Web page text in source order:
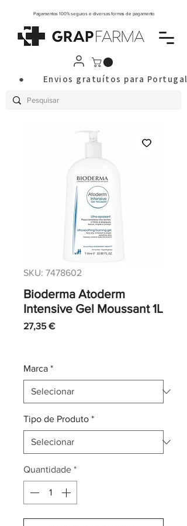
Pagamentos 100% seguros e diversas formas de pagamento
●       Envios gratuítos para
SKU: 7478602
Bioderma Atoderm
Intensive Gel Moussant 1L
27,35 €Preço
Marca *
Tipo de Produto *
Quantidade *